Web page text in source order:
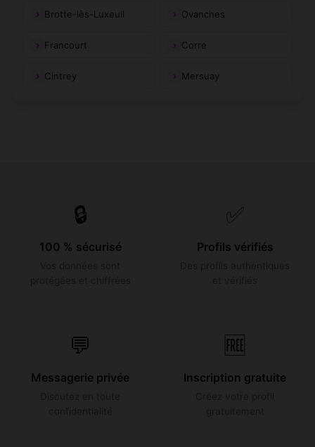
Brotte-lès-Luxeuil Ovanches
Francourt Corre
Cintrey Mersuay
🔒
100 % sécurisé
✅
Profils vérifiés
💬
Messagerie privée
🆓
Inscription gratuite